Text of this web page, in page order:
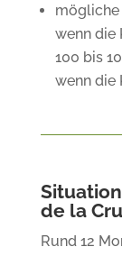
mögliche
wenn die
100 bis
wenn die
de la
Rund 12